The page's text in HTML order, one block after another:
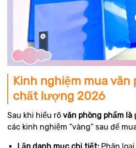
Kinh nghiệm mua văn
chất lượng 2026
Sau khi hiểu rõ văn phòng phẩm là
các kinh nghiệm “vàng” sau để